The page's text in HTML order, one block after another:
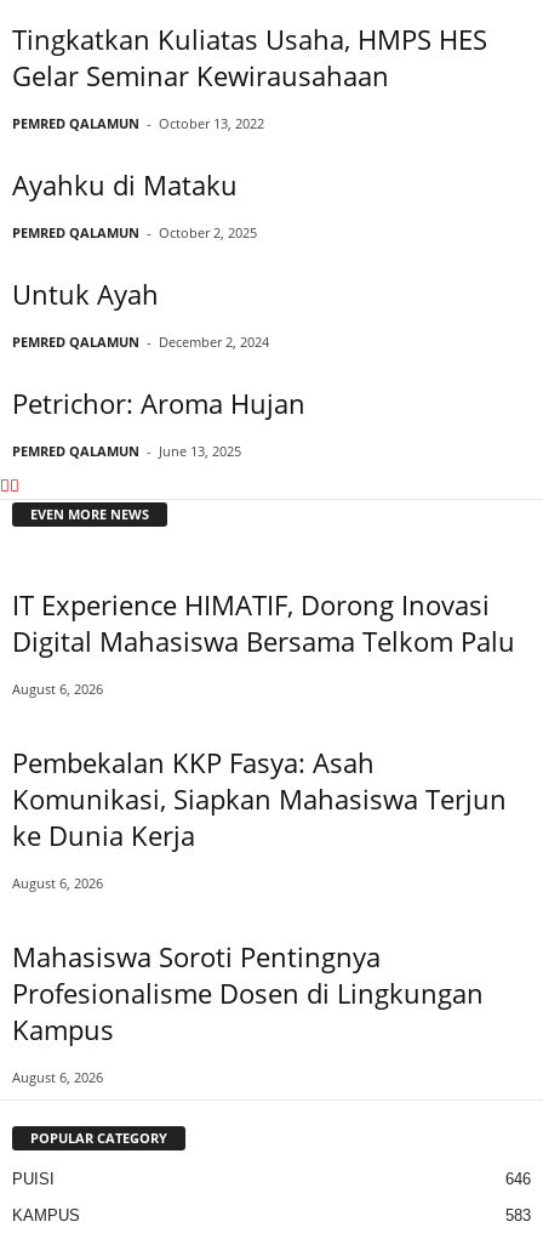
Tingkatkan Kuliatas Usaha, HMPS HES
Gelar Seminar Kewirausahaan
PEMRED QALAMUN - October 13, 2022
Ayahku di Mataku
PEMRED QALAMUN - October 2, 2025
Untuk Ayah
PEMRED QALAMUN - December 2, 2024
Petrichor: Aroma Hujan
PEMRED QALAMUN - June 13, 2025
EVEN MORE NEWS
IT Experience HIMATIF, Dorong Inovasi
Digital Mahasiswa Bersama Telkom Palu
August 6, 2026
Pembekalan KKP Fasya: Asah
Komunikasi, Siapkan Mahasiswa Terjun
ke Dunia Kerja
August 6, 2026
Mahasiswa Soroti Pentingnya
Profesionalisme Dosen di Lingkungan
Kampus
August 6, 2026
POPULAR CATEGORY
PUISI
646
KAMPUS
583